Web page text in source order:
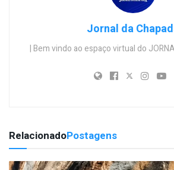
Jornal da
| Bem vindo ao espaço virtual do
RelacionadoPostagens